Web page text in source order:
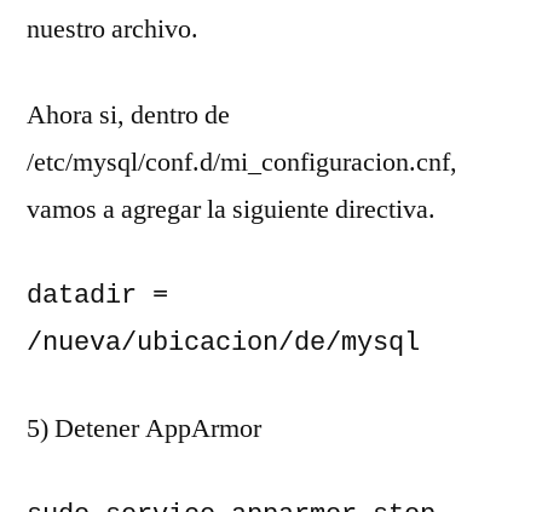
nuestro archivo.
Ahora si, dentro de
/etc/mysql/conf.d/mi_configuracion.cnf,
vamos a agregar la siguiente directiva.
datadir =
/nueva/ubicacion/de/mysql
5) Detener AppArmor